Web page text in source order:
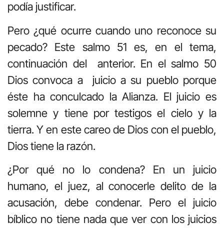
podía justificar.
Pero ¿qué ocurre cuando uno reconoce su
pecado? Este salmo 51 es, en el tema,
continuación del anterior. En el salmo 50
Dios convoca a juicio a su pueblo porque
éste ha conculcado la Alianza. El juicio es
solemne y tiene por testigos el cielo y la
tierra. Y en este careo de Dios con el pueblo,
Dios tiene la razón.
¿Por qué no lo condena? En un juicio
humano, el juez, al conocerle delito de la
acusación, debe condenar. Pero el juicio
bíblico no tiene nada que ver con los juicios